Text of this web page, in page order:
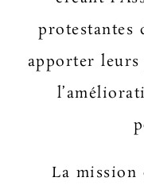
protestantes
apporter
La mission